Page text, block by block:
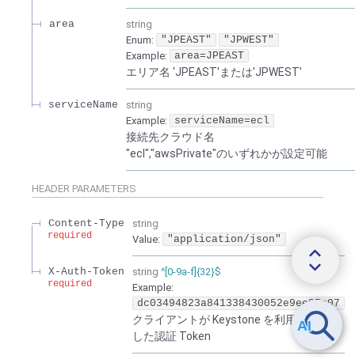
area
string
Enum: "JPEAST"
"JPWEST"
Example:
area=JPEAST
エリア名 'JPEAST'または'JPWEST'
serviceName
string
Example:
serviceName=ecl
接続先クラウド名
"ecl","awsPrivate"のいずれかが設定可能
HEADER PARAMETERS
Content-Type
required
string
Value: "application/json"
X-Auth-Token
required
string ^[0-9a-f]{32}$
Example:
dc03494823a841338430052e9ee95e07
クライアントが Keystone を利用して取得
した認証 Token